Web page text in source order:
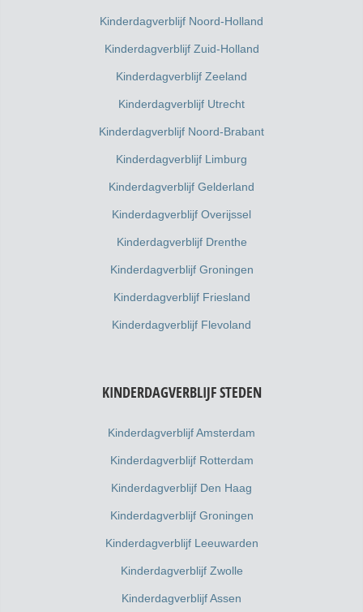
Kinderdagverblijf Noord-Holland
Kinderdagverblijf Zuid-Holland
Kinderdagverblijf Zeeland
Kinderdagverblijf Utrecht
Kinderdagverblijf Noord-Brabant
Kinderdagverblijf Limburg
Kinderdagverblijf Gelderland
Kinderdagverblijf Overijssel
Kinderdagverblijf Drenthe
Kinderdagverblijf Groningen
Kinderdagverblijf Friesland
Kinderdagverblijf Flevoland
KINDERDAGVERBLIJF STEDEN
Kinderdagverblijf Amsterdam
Kinderdagverblijf Rotterdam
Kinderdagverblijf Den Haag
Kinderdagverblijf Groningen
Kinderdagverblijf Leeuwarden
Kinderdagverblijf Zwolle
Kinderdagverblijf Assen